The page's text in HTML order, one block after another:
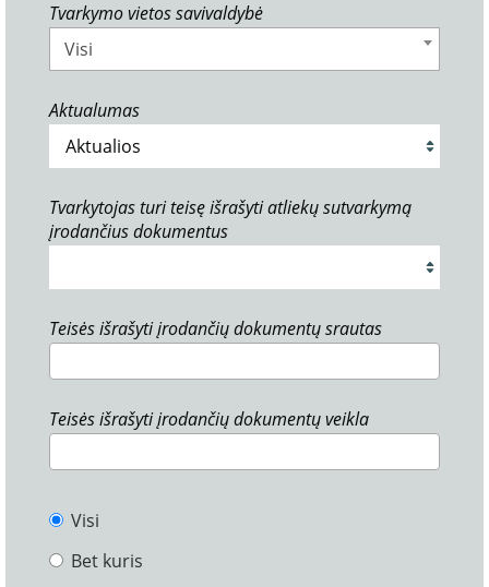
Tvarkymo vietos savivaldybė
Visi
Aktualumas
Tvarkytojas turi teisę išrašyti atliekų sutvarkymą
įrodančius dokumentus
Teisės išrašyti įrodančių dokumentų srautas
Teisės išrašyti įrodančių dokumentų veikla
Visi
Bet kuris